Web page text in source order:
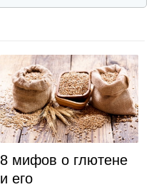
8 мифов о глютене
и его